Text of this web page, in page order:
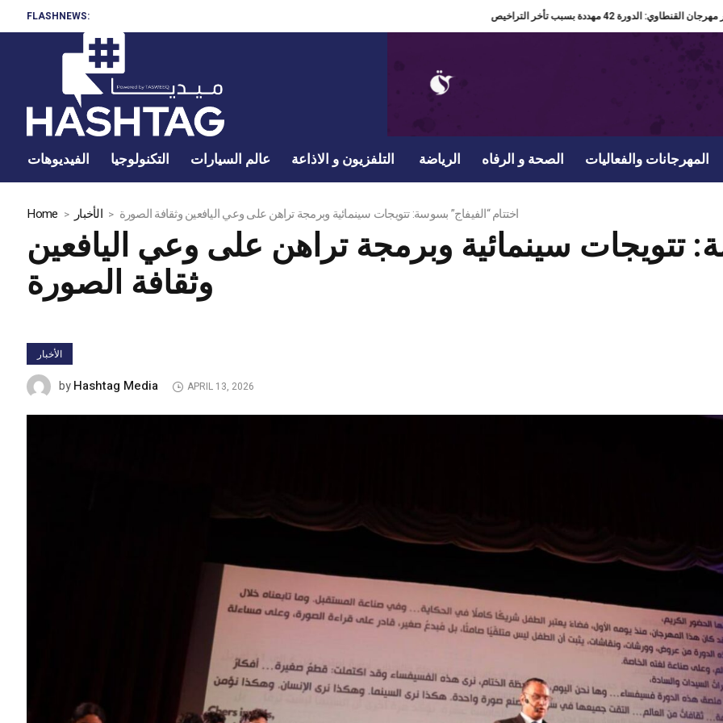
FLASHNEWS: مدير مهرجان القنطاوي: الدورة 42 مهددة بسبب تأخر التراخيص
الفيديوهات التكنولوجيا عالم السيارات التلفزيون و الاذاعة الرياضة الصحة و الرفاه المهرجانات والفعاليات
Home الأخبار اختتام “الفيفاج” بسوسة: تتويجات سينمائية وبرمجة تراهن على وعي اليافعين وثقافة الصورة
تتويجات سينمائية وبرمجة تراهن على وعي اليافعين
وثقافة الصورة
الأخبار
byHashtag Media APRIL 13, 2026